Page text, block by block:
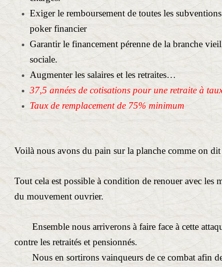
Exiger le remboursement de toutes les
poker financier
Garantir le financement pérenne de la branche
sociale.
Augmenter les salaires et les retraites…
37,5 années de cotisations pour une retraite à
Taux de remplacement de 75% minimum
Voilà nous avons du pain sur la planche comme on
Tout cela est possible à condition de renouer avec les
du mouvement ouvrier.
Ensemble nous arriverons à faire face à cette
contre les retraités et pensionnés.
Nous en sortirons vainqueurs de ce combat afin